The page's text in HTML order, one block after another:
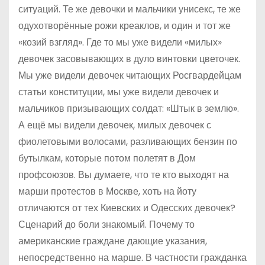
ситуаций. Те же девочки и мальчики унисекс, те же
одухотворённые рожи креаклов, и один и тот же
«козий взгляд». Где то мы уже видели «милых»
девочек засовывающих в дуло винтовки цветочек.
Мы уже видели девочек читающих Росгвардейцам
статьи конституции, мы уже видели девочек и
мальчиков призывающих солдат: «Штык в землю».
А ещё мы видели девочек, милых девочек с
фиолетовыми волосами, разливающих бензин по
бутылкам, которые потом полетят в Дом
профсоюзов. Вы думаете, что те кто выходят на
марши протестов в Москве, хоть на йоту
отличаются от тех Киевских и Одесских девочек?
Сценарий до боли знакомый. Почему то
американские граждане дающие указания,
непосредственно на марше. В частности гражданка